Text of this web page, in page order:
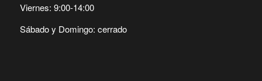
Viernes: 9:00-14:00
Sábado y Domingo: cerrado